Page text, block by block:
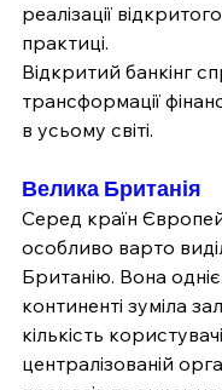
реалізації
практиці.
Відкритий банкінг
трансформації
в усьому світі.
Велика Британія
Серед країн
особливо варто
Британію. Вона
континенті зуміла
кількість
централізованій